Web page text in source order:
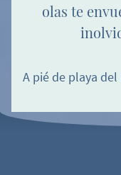
olas te
A pié de playa